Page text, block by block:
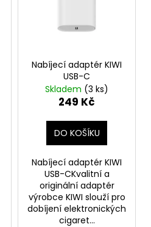
Nabíjecí adaptér KIWI
USB-C
Skladem (3 ks)
249 Kč
DO KOŠÍKU
Nabíjecí adaptér KIWI
USB-CKvalitní a
originální adaptér
výrobce KIWI slouží pro
dobíjení elektronických
cigaret...